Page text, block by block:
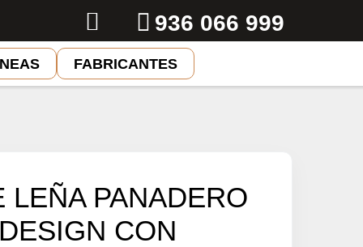
936 066 999
FABRICANTES
LEÑA PANADERO
CON